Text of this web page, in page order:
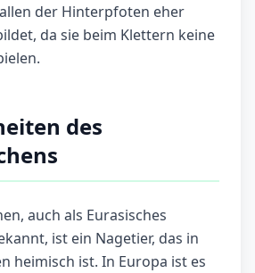
der Hinterpfoten eher
da sie beim Klettern keine
des
auch als Eurasisches
ist ein Nagetier, das in
heimisch ist. In Europa ist es